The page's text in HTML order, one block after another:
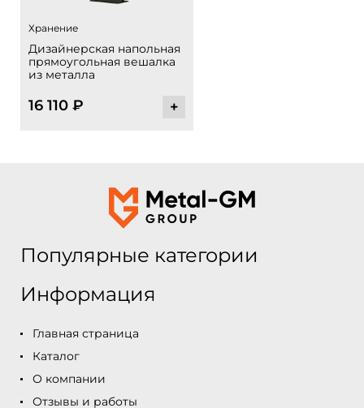
Хранение
Дизайнерская напольная
прямоугольная вешалка
из металла
16 110 ₽ +
Популярные категории
Информация
Главная страница
Каталог
О компании
Отзывы и работы